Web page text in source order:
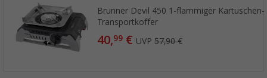
Brunner Devil 450 1-flammiger Kartuschen-
Transportkoffer
40,99 € UVP57,90 €